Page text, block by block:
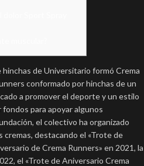
de Universitario formó Crema
conformado por hinchas de un
a promover el deporte y un estilo
fondos para apoyar algunos
el colectivo ha organizado
cremas, destacando el «Trote de
de Crema Runners» en 2021, la
el «Trote de Aniversario Crema